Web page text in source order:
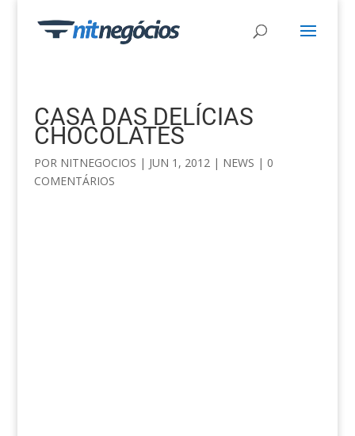
CASA DAS DELÍCIAS
CHOCOLATES
POR NITNEGOCIOS | JUN 1, 2012| NEWS | 0
COMENTÁRIOS